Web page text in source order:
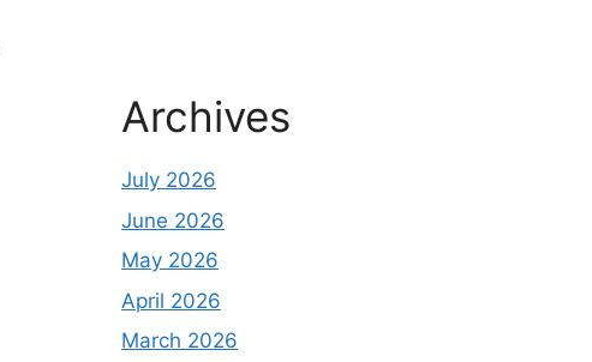
Archives
July 2026
June 2026
May 2026
April 2026
March 2026